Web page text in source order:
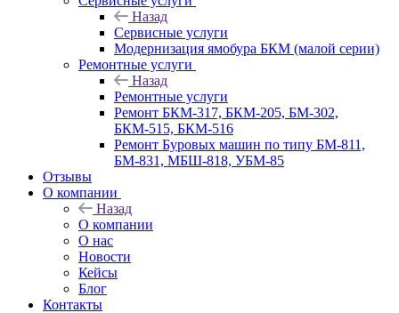
Назад
Сервисные услуги
Модернизация ямобура БКМ (малой серии)
Ремонтные услуги
Назад
Ремонтные услуги
Ремонт БКМ-317, БКМ-205, БМ-302,
БКМ-515, БКМ-516
Ремонт Буровых машин по типу БМ-811,
БМ-831, МБШ-818, УБМ-85
Отзывы
О компании
Назад
О компании
О нас
Новости
Кейсы
Блог
Контакты